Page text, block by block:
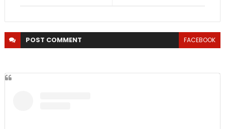
POST COMMENT FACEBOOK